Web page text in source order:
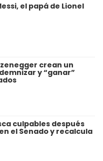
el papá de Lionel
crean un
y “ganar”
culpables después
el Senado y recalcula